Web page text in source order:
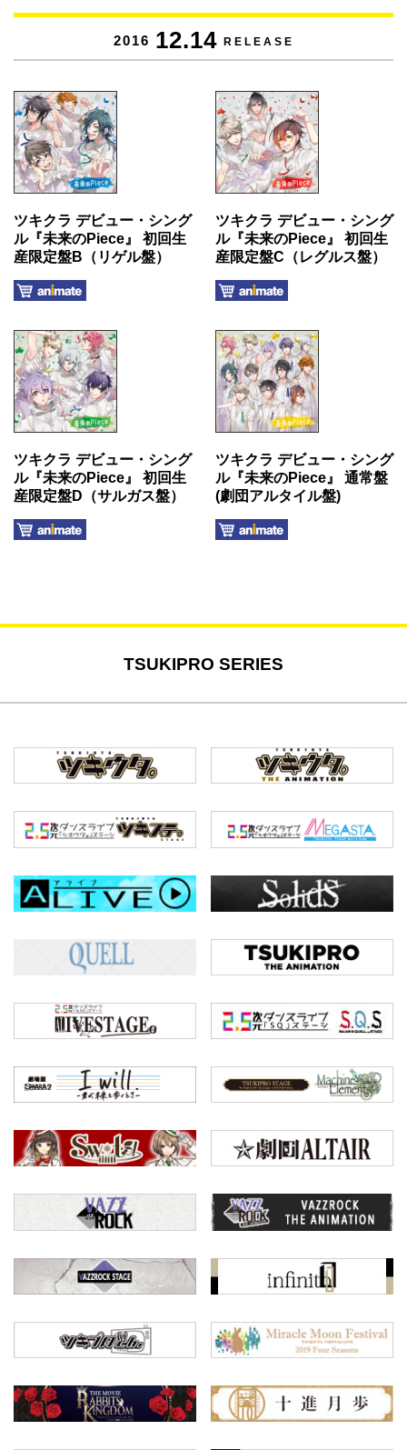
2016 12.14 RELEASE
ツキクラ デビュー・シング
ル『未来のPiece』 初回生
産限定盤B（リゲル盤）
ツキクラ デビュー・シング
ル『未来のPiece』 初回生
産限定盤C（レグルス盤）
ツキクラ デビュー・シング
ル『未来のPiece』 初回生
産限定盤D（サルガス盤）
ツキクラ デビュー・シング
ル『未来のPiece』 通常盤
(劇団アルタイル盤)
TSUKIPRO SERIES